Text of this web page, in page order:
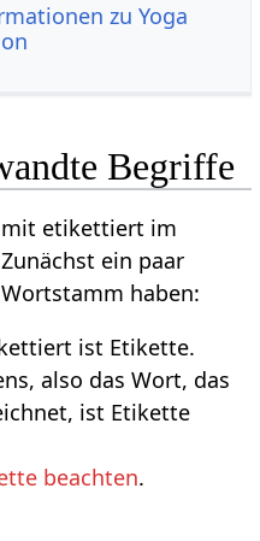
zu Yoga
Begriffe
mit etikettiert im
ein paar
haben:
ist Etikette.
also das Wort, das
ist Etikette
beachten.